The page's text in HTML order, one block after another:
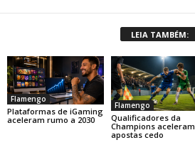
LEIA TAMBÉM:
Flamengo
Plataformas de iGaming
aceleram rumo a 2030
Flamengo
Qualificadores da
Champions aceleram
apostas cedo